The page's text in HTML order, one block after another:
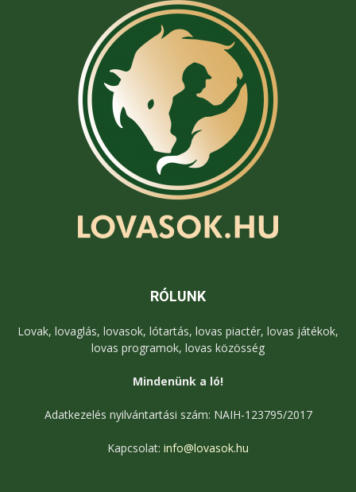
RÓLUNK
Lovak, lovaglás, lovasok, lótartás, lovas piactér, lovas játékok,
lovas programok, lovas közösség
Mindenünk a ló!
Adatkezelés nyilvántartási szám: NAIH-123795/2017
Kapcsolat: info@lovasok.hu